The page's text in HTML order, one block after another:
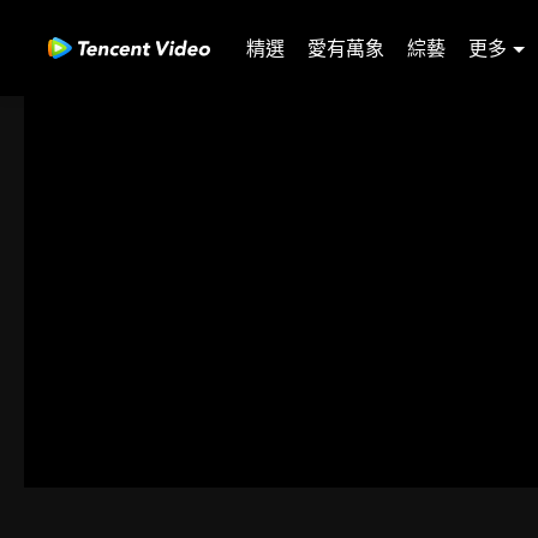
精選 愛有萬象 綜藝 更多